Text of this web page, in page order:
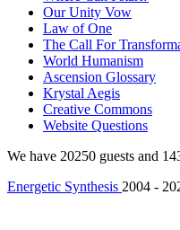
Our Unity Vow
Law of One
The Call For
World Humanism
Ascension Glossary
Krystal Aegis
Creative Commons
Website Questions
We have 20250 guests and
Energetic Synthesis 2004 -